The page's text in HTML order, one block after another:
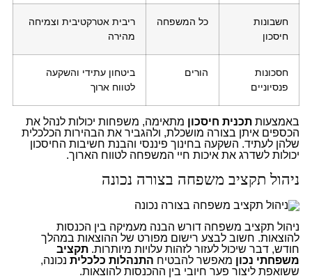
חשבונות
חיסכון
כל המשפחה
ריבית אטרקטיבית וצמיחה
מהירה
חסכונות
פנסיוניים
הורים
ביטחון עתידי והשקעה
לטווח ארוך
באמצעות תכנית חיסכון מתאימה, משפחות יכולות לנהל את
הכספים איתן בצורה מושכלת, ולהגביר את הבהירות הכלכלית
שלהן לעתיד. השקעה בחינוך פיננסי והבנת חשיבות החיסכון
יכולות לשדרג את איכות חיי המשפחה לטווח הארוך.
ניהול תקציב משפחה בצורה נכונה
ניהול תקציב משפחה דורש הבנה מעמיקה בין הכנסות
להוצאות. חשוב לבצע רישום מפורט של ההוצאות במהלך
חודש, דבר שיכול לעזור לזהות עלויות מיותרות. תקציב
משפחתי נכון מאפשר להבטיח התנהלות כלכליתנכונה,
ששואפת ליצור פער חיובי בין ההכנסות להוצאות.